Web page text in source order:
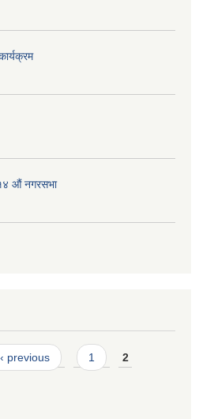
औं नगरसभा
‹ previous 1 2